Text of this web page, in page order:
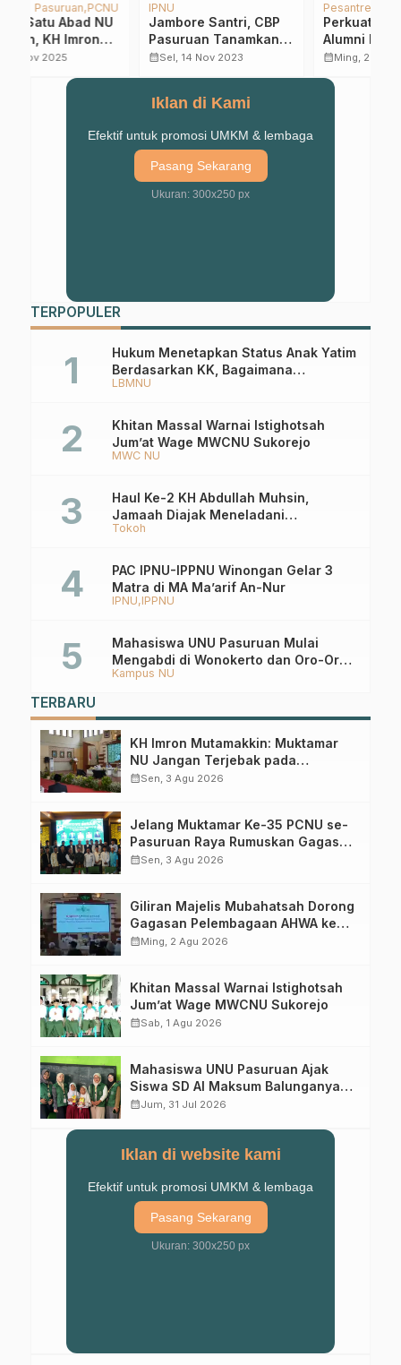
IPNU
Jambore Santri, CBP
Pasuruan Tanamkan
Kepemimpinan Hingga
calendar_monthSel, 14 Nov 2023
Perkuat Kemandirian
Alumni Pesantren,
IKSAN NGALAH
Program DASI-DAUNI
calendar_monthMing, 28 Jul 2019
Iklan di Kami
Efektif untuk promosi UMKM & lembaga
Pasang Sekarang
Ukuran: 300x250 px
TERPOPULER
LBMNU
Hukum Menetapkan Status Anak Yatim
Berdasarkan KK, Bagaimana
Ketentuannya?
MWC NU
Khitan Massal Warnai Istighotsah
Jum’at Wage MWCNU Sukorejo
Tokoh
Haul Ke-2 KH Abdullah Muhsin,
Jamaah Diajak Meneladani
Keistiqamahan
IPNU IPPNU
PAC IPNU-IPPNU Winongan Gelar 3
Matra di MA Ma’arif An-Nur
Kampus NU
Mahasiswa UNU Pasuruan Mulai
Mengabdi di Wonokerto dan Oro-Oro
Ombo Wetan Berikut Programnya
TERBARU
KH Imron Mutamakkin: Muktamar
NU Jangan Terjebak pada
Perebutan Kursi Ketua Umum
calendar_monthSen, 3 Agu 2026
Jelang Muktamar Ke-35 PCNU se-
Pasuruan Raya Rumuskan Gagasan
Transformasi Gerakan NU Menuju
calendar_monthSen, 3 Agu 2026
Giliran Majelis Mubahatsah Dorong
Gagasan Pelembagaan AHWA ke
Forum Muktamar Mendatang
calendar_monthMing, 2 Agu 2026
Khitan Massal Warnai Istighotsah
Jum’at Wage MWCNU Sukorejo
calendar_monthSab, 1 Agu 2026
Mahasiswa UNU Pasuruan Ajak
Siswa SD Al Maksum Balunganyar
Kuasai Penjumlahan Bersusun
calendar_monthJum, 31 Jul 2026
Iklan di website kami
Efektif untuk promosi UMKM & lembaga
Pasang Sekarang
Ukuran: 300x250 px